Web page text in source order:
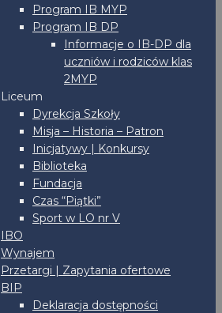
Program IB MYP
Program IB DP
Informacje o IB-DP dla
uczniów i rodziców klas
2MYP
Liceum
Dyrekcja Szkoły
Misja – Historia – Patron
Inicjatywy | Konkursy
Biblioteka
Fundacja
Czas “Piątki”
Sport w LO nr V
IBO
Wynajem
Przetargi | Zapytania ofertowe
BIP
Deklaracja dostępności